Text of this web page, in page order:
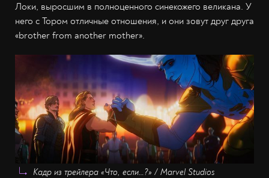
Локи, выросшим в полноценного синекожего великана. У
него с Тором отличные отношения, и они зовут друг друга
«brother from another mother».
Кадр из трейлера «Что, если…?» / Marvel Studios